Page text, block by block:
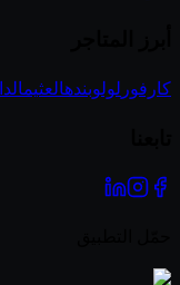
كارفور لولوبندهالعثيم